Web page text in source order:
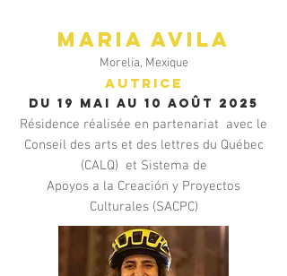
Maria AVILA
Morelia, Mexique
AUTRICE
DU 19 mai au 10 août 2025
Résidence réalisée en partenariat avec le
Conseil des arts et des lettres du Québec
(CALQ) et Sistema de
Apoyos a la Creación y Proyectos
Culturales (SACPC)